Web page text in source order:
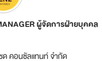
ผู้จัดการฝ่ายบุคคล
ด คอนซัลแทนท์ จำกัด